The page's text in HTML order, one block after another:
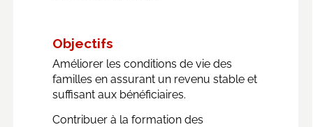
Objectifs
Améliorer les conditions de vie des
familles en assurant un revenu stable et
suffisant aux bénéficiaires.
Contribuer à la formation des